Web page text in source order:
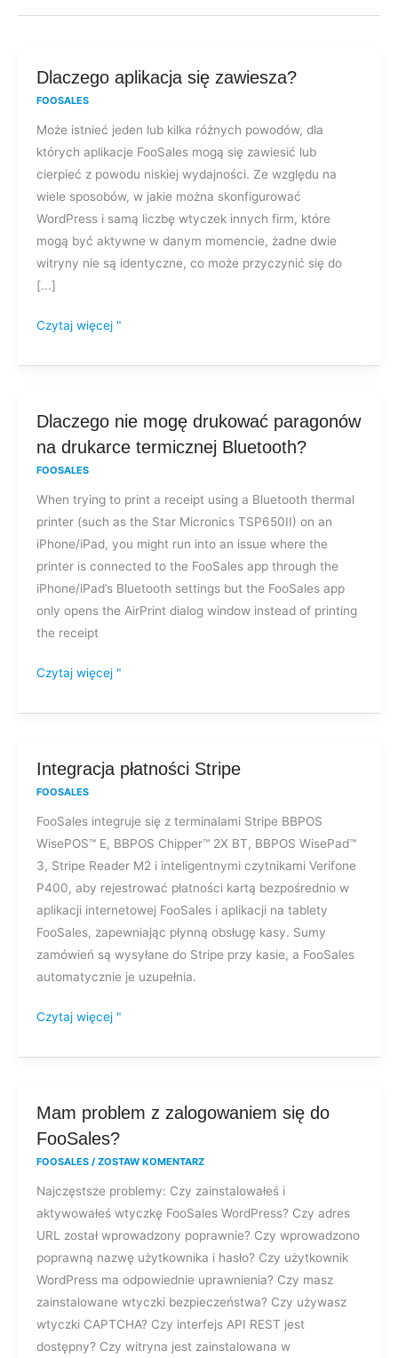
Dlaczego aplikacja się zawiesza?
FOOSALES
Może istnieć jeden lub kilka różnych powodów, dla
których aplikacje FooSales mogą się zawiesić lub
cierpieć z powodu niskiej wydajności. Ze względu na
wiele sposobów, w jakie można skonfigurować
WordPress i samą liczbę wtyczek innych firm, które
mogą być aktywne w danym momencie, żadne dwie
witryny nie są identyczne, co może przyczynić się do
[...]
Dlaczego
aplikacja
Czytaj więcej "
Dlaczego nie mogę drukować paragonów
na drukarce termicznej Bluetooth?
FOOSALES
When trying to print a receipt using a Bluetooth thermal
printer (such as the Star Micronics TSP650II) on an
iPhone/iPad, you might run into an issue where the
printer is connected to the FooSales app through the
iPhone/iPad’s Bluetooth settings but the FooSales app
only opens the AirPrint dialog window instead of printing
the receipt
Dlaczego
nie
paragonów
na
drukarce
termicznej
Bluetooth?
Czytaj więcej "
Integracja płatności Stripe
FOOSALES
FooSales integruje się z terminalami Stripe BBPOS
WisePOS™ E, BBPOS Chipper™ 2X BT, BBPOS WisePad™
3, Stripe Reader M2 i inteligentnymi czytnikami Verifone
P400, aby rejestrować płatności kartą bezpośrednio w
aplikacji internetowej FooSales i aplikacji na tablety
FooSales, zapewniając płynną obsługę kasy. Sumy
zamówień są wysyłane do Stripe przy kasie, a FooSales
automatycznie je uzupełnia.
Integracja
płatności
Czytaj więcej "
Mam problem z zalogowaniem się do
FooSales?
FOOSALES / ZOSTAW KOMENTARZ
Najczęstsze problemy: Czy zainstalowałeś i
aktywowałeś wtyczkę FooSales WordPress? Czy adres
URL został wprowadzony poprawnie? Czy wprowadzono
poprawną nazwę użytkownika i hasło? Czy użytkownik
WordPress ma odpowiednie uprawnienia? Czy masz
zainstalowane wtyczki bezpieczeństwa? Czy używasz
wtyczki CAPTCHA? Czy interfejs API REST jest
dostępny? Czy witryna jest zainstalowana w
Mam
problem
się
do
FooSales?